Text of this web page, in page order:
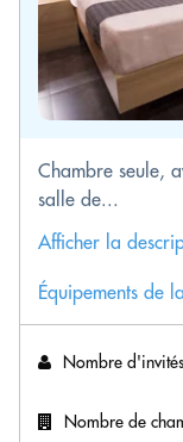
Chambre seule,
salle de...
Afficher la
Équipements de
Nombre d'invités
Nombre de